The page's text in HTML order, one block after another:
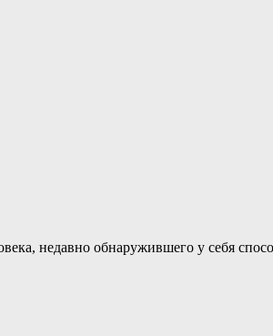
недавно обнаружившего у себя